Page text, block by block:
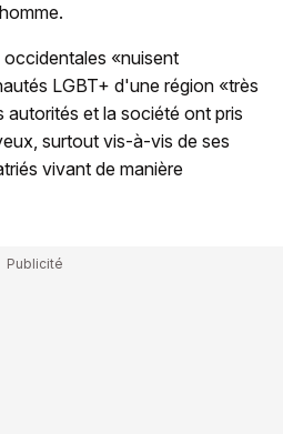
«nuisent
LGBT+ d'une région «très
autorités et la société ont pris
surtout vis-à-vis de ses
vivant de manière